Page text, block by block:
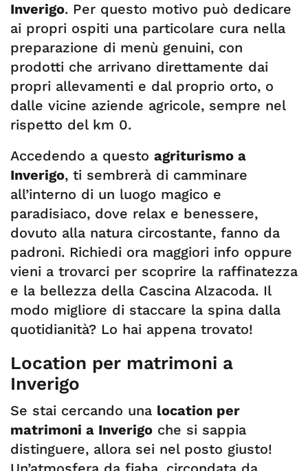
Inverigo. Per questo motivo può dedicare
ai propri ospiti una particolare cura nella
preparazione di menù genuini, con
prodotti che arrivano direttamente dai
propri allevamenti e dal proprio orto, o
dalle vicine aziende agricole, sempre nel
rispetto del km 0.
Accedendo a questo agriturismo a
Inverigo, ti sembrerà di camminare
all’interno di un luogo magico e
paradisiaco, dove relax e benessere,
dovuto alla natura circostante, fanno da
padroni. Richiedi ora maggiori info oppure
vieni a trovarci per scoprire la raffinatezza
e la bellezza della Cascina Alzacoda. Il
modo migliore di staccare la spina dalla
quotidianità? Lo hai appena trovato!
Location per matrimoni a
Inverigo
Se stai cercando una location per
matrimoni a Inverigo che si sappia
distinguere, allora sei nel posto giusto!